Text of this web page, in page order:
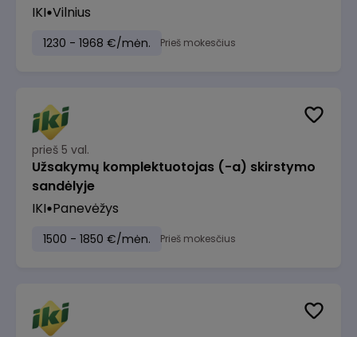
IKI Vilnius
1230 - 1968 €/mėn. Prieš mokesčius
prieš 5 val.
Užsakymų komplektuotojas (-a) skirstymo
sandėlyje
IKI Panevėžys
1500 - 1850 €/mėn. Prieš mokesčius